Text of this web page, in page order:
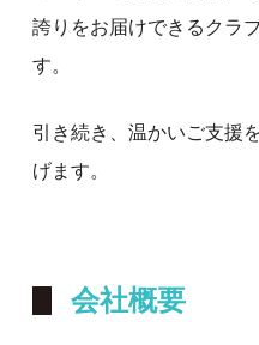
誇りをお届けできるクラ
す。
引き続き、温かいご支援
げます。
会社概要